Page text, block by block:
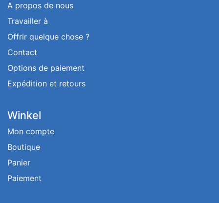
A propos de nous
Travailler à
Offrir quelque chose ?
Contact
Options de paiement
Expédition et retours
Winkel
Mon compte
Boutique
Panier
Paiement